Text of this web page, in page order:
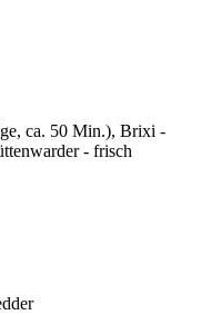
ca. 50 Min.), Brixi -
- frisch